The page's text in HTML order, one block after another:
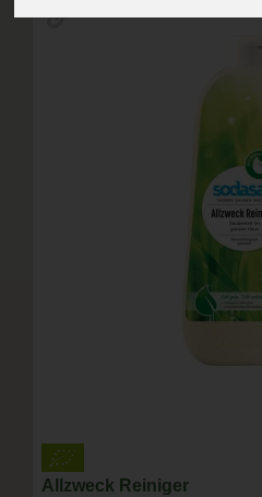
Allzweck Reiniger